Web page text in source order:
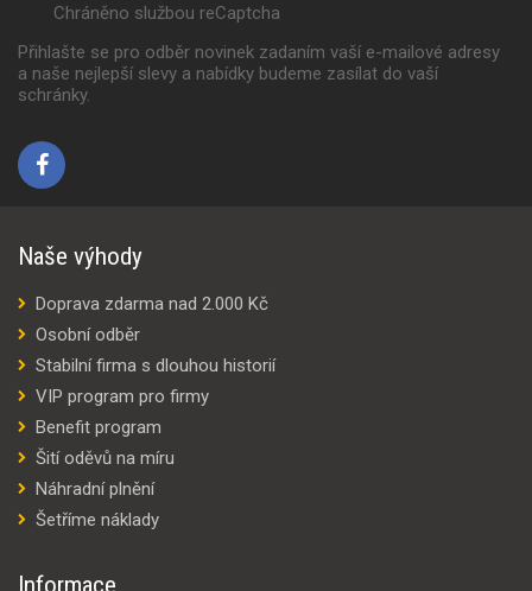
Chráněno službou reCaptcha
Přihlašte se pro odběr novinek zadaním vaší e-mailové adresy
a naše nejlepší slevy a nabídky budeme zasílat do vaší
schránky.
Naše výhody
Doprava zdarma nad 2.000 Kč
Osobní odběr
Stabilní firma s dlouhou historií
VIP program pro firmy
Benefit program
Šití oděvů na míru
Náhradní plnění
Šetříme náklady
Informace